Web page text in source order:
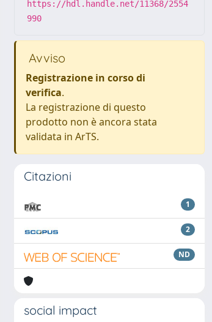
https://hdl.handle.net/11368/2554
990
Avviso
Registrazione in corso di
verifica.
La registrazione di questo
prodotto non è ancora stata
validata in ArTS.
Citazioni
1
2
ND
social impact